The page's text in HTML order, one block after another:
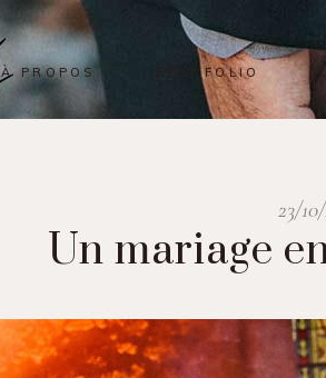
À PROPOS PORTFOLIO
23/
Un mariage